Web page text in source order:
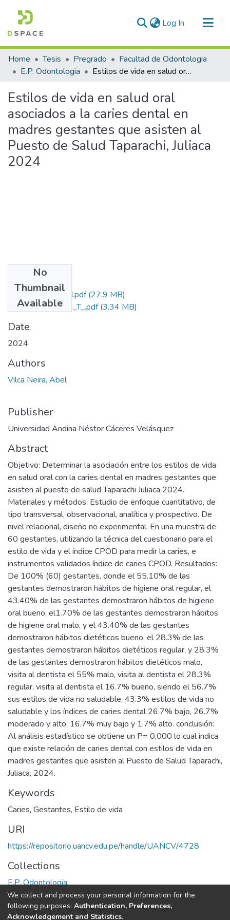
Log In (current)
Communities & Collections
All of DSpace
Home Tesis Pregrado
Facultad de Odontologia
E.P. Odontologia
Estilos de vida en salud oral asociados a la caries dental en madres gestantes que asisten al Puesto de Salud Taparachi, Juliaca 2024
Estilos de vida en salud oral
asociados a la caries dental en
madres gestantes que asisten al
Puesto de Salud Taparachi, Juliaca
2024
No
Thumbnail
Available
Grado de Similitud.pdf(27.9 MB)
T036_02435544_T_.pdf(3.34 MB)
Date
2024
Authors
Vilca Neira, Abel
Publisher
Universidad Andina Néstor Cáceres Velásquez
Abstract
Objetivo: Determinar la asociación entre los estilos de vida
en salud oral con la caries dental en madres gestantes que
asisten al puesto de salud Taparachi Juliaca 2024.
Materiales y métodos: Estudio de enfoque cuantitativo, de
tipo transversal, observacional, analítica y prospectivo. De
nivel relacional, diseño no experimental. En una muestra de
60 gestantes, utilizando la técnica del cuestionario para el
estilo de vida y el índice CPOD para medir la caries, e
instrumentos validados índice de caries CPOD. Resultados:
De 100% (60) gestantes, donde el 55.10% de las
gestantes demostraron hábitos de higiene oral regular, el
43.40% de las gestantes demostraron hábitos de higiene
oral bueno, el1.70% de las gestantes demostraron hábitos
de higiene oral malo, y el 43.40% de las gestantes
demostraron hábitos dietéticos bueno, el 28.3% de las
gestantes demostraron hábitos dietéticos regular, y 28.3%
de las gestantes demostraron hábitos dietéticos malo,
visita al dentista el 55% malo, visita al dentista el 28.3%
regular, visita al dentista el 16.7% bueno, siendo el 56.7%
sus estilos de vida no saludable, 43.3% estilos de vida no
saludable y los índices de caries dental 26.7% bajo, 26.7%
moderado y alto, 16.7% muy bajo y 1.7% alto. conclusión:
Al análisis estadístico se obtiene un P= 0,000 lo cual indica
que existe relación de caries dental con estilos de vida en
madres gestantes que asisten al Puesto de Salud Taparachi,
Juliaca, 2024.
Keywords
Caries, Gestantes, Estilo de vida
URI
https://repositorio.uancv.edu.pe/handle/UANCV/4728
Collections
E.P. Odontologia
Full item page
We collect and process your personal information for the
following purposes: Authentication, Preferences,
Acknowledgement and Statistics.